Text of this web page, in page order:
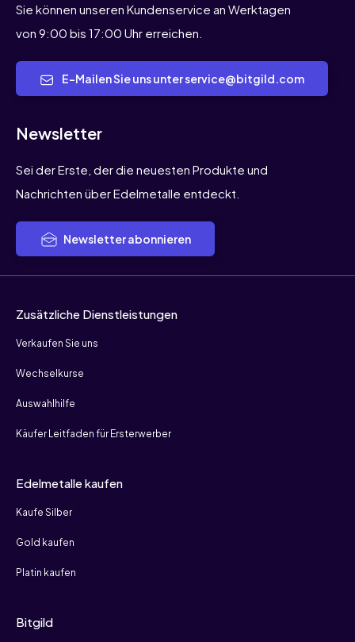
Sie können unseren Kundenservice an Werktagen
von 9:00 bis 17:00 Uhr erreichen.
E-Mailen Sie uns unter service@bitgild.com
Newsletter
Sei der Erste, der die neuesten Produkte und
Nachrichten über Edelmetalle entdeckt.
Newsletter abonnieren
Zusätzliche Dienstleistungen
Verkaufen Sie uns
Wechselkurse
Auswahlhilfe
Käufer Leitfaden für Ersterwerber
Edelmetalle kaufen
Kaufe Silber
Gold kaufen
Platin kaufen
Bitgild